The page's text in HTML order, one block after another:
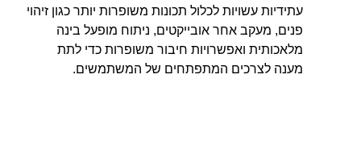
עתידיות עשויות לכלול תכונות משופרות יותר כגון זיהוי
פנים, מעקב אחר אובייקטים, ניתוח מופעל בינה
מלאכותית ואפשרויות חיבור משופרות כדי לתת
מענה לצרכים המתפתחים של המשתמשים.